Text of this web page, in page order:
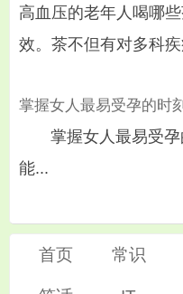
高血压的老年人喝哪
效。茶不但有对多科
掌握女人最易受孕的时刻
掌握女人最易受孕
能...
首页 常识